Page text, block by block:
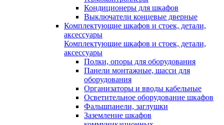
Кондиционеры для шкафов
Выключатели концевые дверные
Комплектующие шкафов и стоек, детали,
аксессуары
Комплектующие шкафов и стоек, детали,
аксессуары
Полки, опоры для оборудования
Панели монтажные, шасси для
оборудования
Организаторы и вводы кабельные
Осветительное оборудование шкафов
Фальшпанели, заглушки
Заземление шкафов